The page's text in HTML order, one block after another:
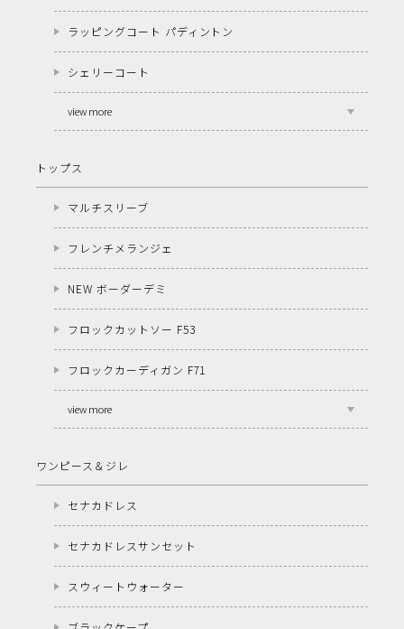
ラッピングコート パディントン
シェリーコート
view more
トップス
マルチスリーブ
フレンチメランジェ
NEW ボーダーデミ
フロックカットソー F53
フロックカーディガン F71
view more
ワンピース＆ジレ
セナカドレス
セナカドレスサンセット
スウィートウォーター